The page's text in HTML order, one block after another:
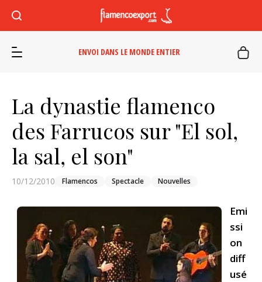
ENVOI DANS LE MONDE ENTIER
La dynastie flamenco
des Farrucos sur "El sol,
la sal, el son"
10/12/2010 Flamencos Spectacle Nouvelles
Emi
ssi
on
diff
usé